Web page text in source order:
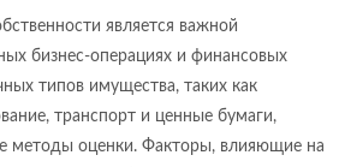
является важной
бизнес-операциях и финансовых
типов имущества, таких как
транспорт и ценные бумаги,
методы оценки. Факторы, влияющие на